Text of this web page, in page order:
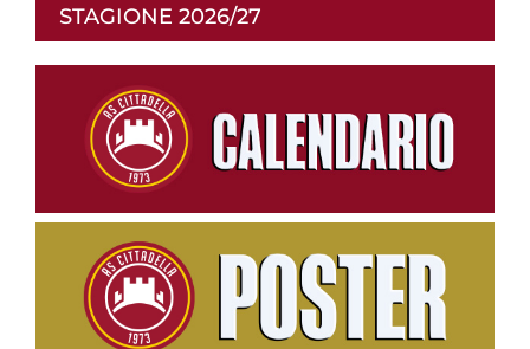
STAGIONE 2026/27